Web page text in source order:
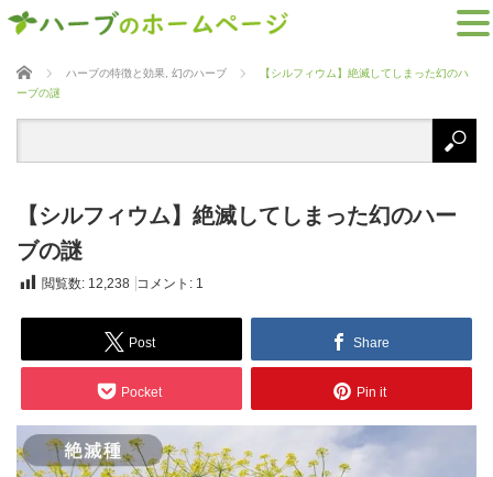
ホーム ハーブの特徴と効果 幻のハーブ
【シルフィウム】絶滅してしまった幻のハ
ーブの謎
【シルフィウム】絶滅してしまった幻のハー
ブの謎
閲覧数: 12,238 コメント: 1
Post Share
Pocket Pin it